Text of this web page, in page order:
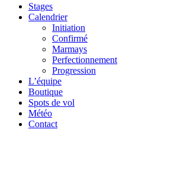
Stages
Calendrier
Initiation
Confirmé
Marmays
Perfectionnement
Progression
L’équipe
Boutique
Spots de vol
Météo
Contact